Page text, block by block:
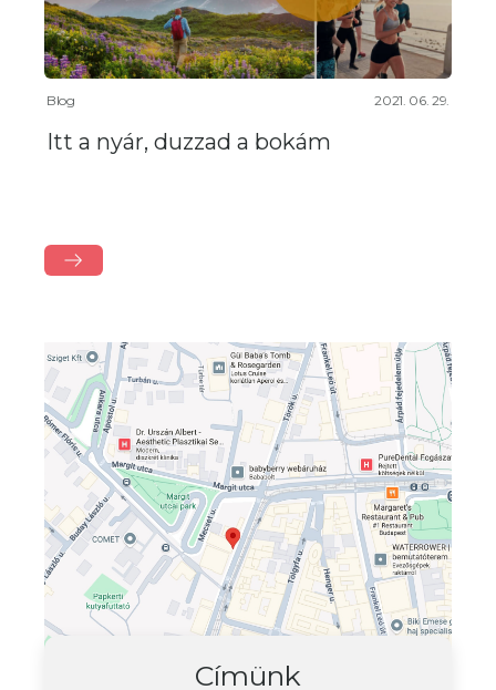
Blog 2021. 06. 29.
Itt a nyár, duzzad a bokám
Címünk